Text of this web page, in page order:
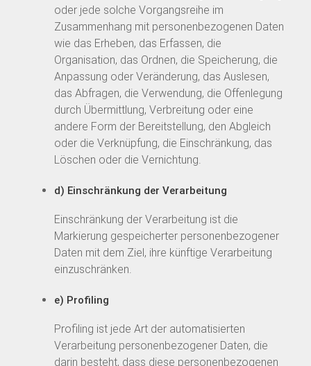
oder jede solche Vorgangsreihe im
Zusammenhang mit personenbezogenen Daten
wie das Erheben, das Erfassen, die
Organisation, das Ordnen, die Speicherung, die
Anpassung oder Veränderung, das Auslesen,
das Abfragen, die Verwendung, die Offenlegung
durch Übermittlung, Verbreitung oder eine
andere Form der Bereitstellung, den Abgleich
oder die Verknüpfung, die Einschränkung, das
Löschen oder die Vernichtung.
d) Einschränkung der Verarbeitung
Einschränkung der Verarbeitung ist die
Markierung gespeicherter personenbezogener
Daten mit dem Ziel, ihre künftige Verarbeitung
einzuschränken.
e) Profiling
Profiling ist jede Art der automatisierten
Verarbeitung personenbezogener Daten, die
darin besteht, dass diese personenbezogenen